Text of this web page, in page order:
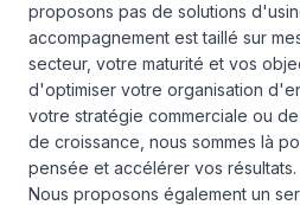
proposons pas de solutions
accompagnement est taillé sur
secteur, votre maturité et vos
d'optimiser votre organisation
votre stratégie commerciale ou
de croissance, nous sommes là
pensée et accélérer vos résultats.
Nous proposons également un